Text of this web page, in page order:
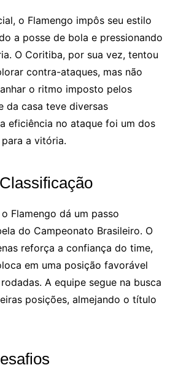
o Flamengo impôs seu estilo
a posse de bola e pressionando
O Coritiba, por sua vez, tentou
contra-ataques, mas não
o ritmo imposto pelos
da casa teve diversas
eficiência no ataque foi um dos
a vitória.
Flamengo dá um passo
do Campeonato Brasileiro. O
reforça a confiança do time,
em uma posição favorável
A equipe segue na busca
posições, almejando o título